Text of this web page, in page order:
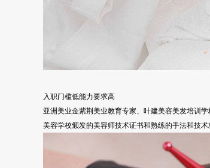
入职门槛低能力要求高
亚洲美业金紫荆美业教育专家、叶建美容美发培训
美容学校颁发的美容师技术证书和熟练的手法和技